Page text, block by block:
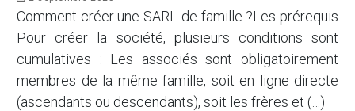
Comment créer une SARL de famille ?Les prérequis
Pour créer la société, plusieurs conditions sont
cumulatives : Les associés sont obligatoirement
membres de la même famille, soit en ligne directe
(ascendants ou descendants), soit les frères et (…)